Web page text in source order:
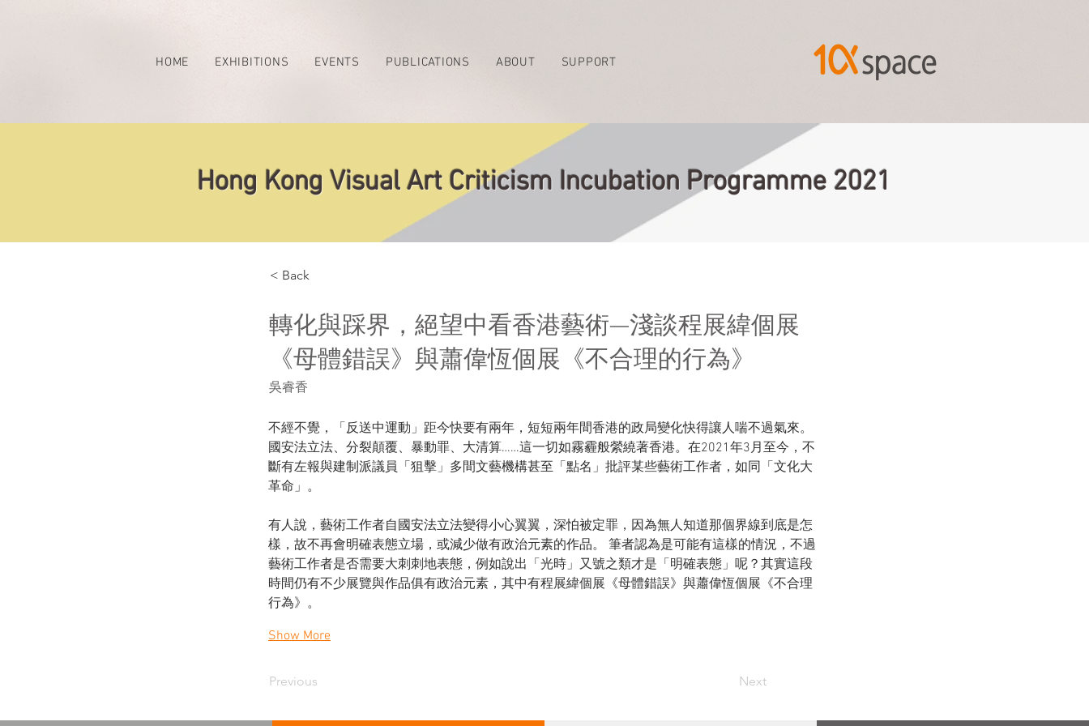
HOME EXHIBITIONS EVENTS PUBLICATIONS ABOUT SUPPORT
Hong Kong Visual Art Criticism Incubation Programme 2021
< Back
轉化與踩界，絕望中看⾹港藝術—淺談程展緯個展
《母體錯誤》與蕭偉恆個展《不合理的⾏為》
吳睿香
不經不覺，「反送中運動」距今快要有兩年，短短兩年間⾹港的政局變化快得讓⼈喘不過氣來。
國安法⽴法、分裂顛覆、暴動罪、⼤清算……這⼀切如霧霾般縈繞著⾹港。在2021年3⽉⾄今，不
斷有左報與建制派議員「狙擊」多間⽂藝機構甚⾄「點名」批評某些藝術⼯作者，如同「⽂化⼤
⾰命」。
有⼈說，藝術⼯作者⾃國安法⽴法變得⼩⼼翼翼，深怕被定罪，因為無⼈知道那個界線到底是怎
樣，故不再會明確表態⽴場，或減少做有政治元素的作品。 筆者認為是可能有這樣的情況，不過
藝術⼯作者是否需要⼤刺刺地表態，例如說出「光時」⼜號之類才是「明確表態」呢？其實這段
時間仍有不少展覽與作品俱有政治元素，其中有程展緯個展《母體錯誤》與蕭偉恆個展《不合理
⾏為》。
Show More
Previous Next